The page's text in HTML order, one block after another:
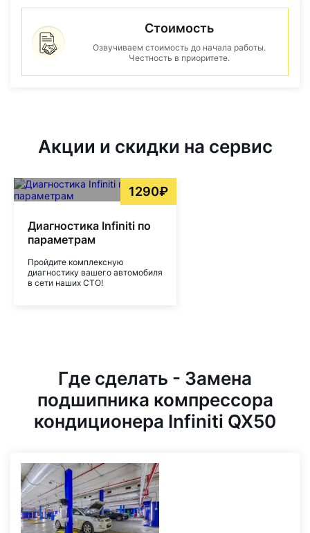
Стоимость
Озвучиваем стоимость до начала работы.
Честность в приоритете.
Акции и скидки на сервис
1290₽
Диагностика Infiniti по
параметрам
Пройдите комплексную
диагностику вашего автомобиля
в сети наших СТО!
Где сделать - Замена
подшипника компрессора
кондиционера Infiniti QX50